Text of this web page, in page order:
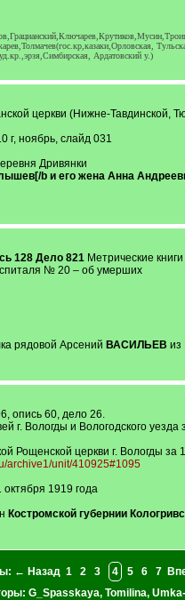
Ардатовский у.)
церкви (Нижне-Тавдинской,
г, ноябрь, слайд 031
Дривянки
b и его жена Анна
128 Дело 821Метрические книги
№ 20 – об умерших
рядовой Арсений ВАСИЛЬЕВ из
опись 60, дело 26.
г. Вологды и Вологодского уезда
Рощенской церкви г. Вологды за
archive1/unit/410925#1095
1919 года
Костромской губернии
← Назад 1 2 3 4 5 6 7
G_Spasskaya, Tomilina,